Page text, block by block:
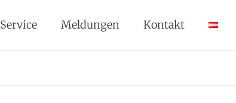
Service Meldungen Kontakt